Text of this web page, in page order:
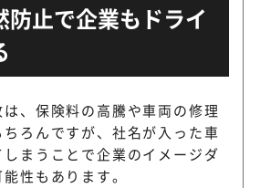
防止で企業もドライ
、保険料の高騰や車両の修理
ろんですが、社名が入った車
まうことで企業のイメージダ
性もあります。